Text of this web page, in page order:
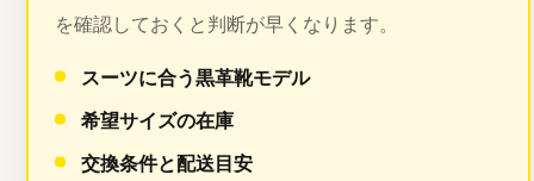
を確認しておくと判断が早くなります。
スーツに合う黒革靴モデル
希望サイズの在庫
交換条件と配送目安